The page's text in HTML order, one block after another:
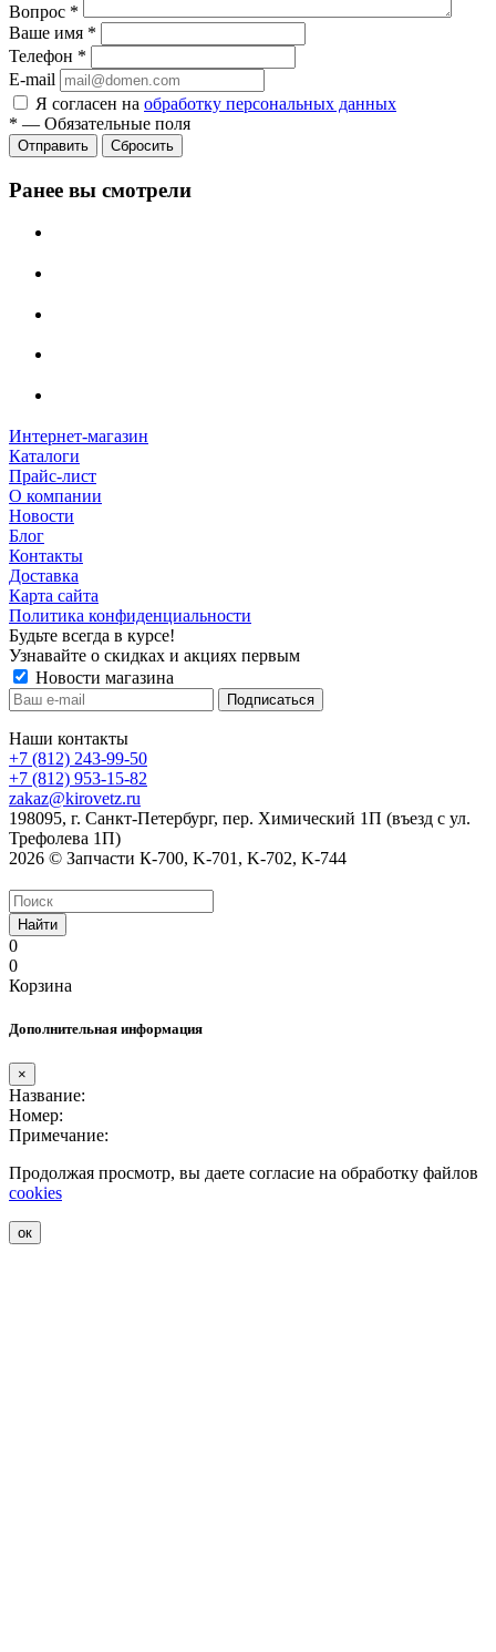
Вопрос *
Ваше имя *
Телефон *
E-mail
Я согласен на обработку персональных данных
* — Обязательные поля
Сбросить
Ранее вы смотрели
Интернет-магазин
Каталоги
Прайс-лист
О компании
Новости
Блог
Контакты
Доставка
Карта сайта
Политика конфиденциальности
Будьте всегда в курсе!
Узнавайте о скидках и акциях первым
Новости магазина
Наши контакты
+7 (812) 243-99-50
+7 (812) 953-15-82
zakaz@kirovetz.ru
198095, г. Санкт-Петербург, пер. Химический 1П (въезд с ул.
Трефолева 1П)
2026 © Запчасти К-700, K-701, K-702, K-744
Найти
0
0
Корзина
Дополнительная информация
×
Название:
Номер:
Примечание:
Продолжая просмотр, вы даете согласие на обработку файлов
cookies
ок